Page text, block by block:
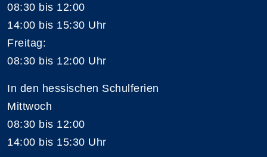
08:30 bis 12:00
14:00 bis 15:30 Uhr
Freitag:
08:30 bis 12:00 Uhr
In den hessischen Schulferien
Mittwoch
08:30 bis 12:00
14:00 bis 15:30 Uhr